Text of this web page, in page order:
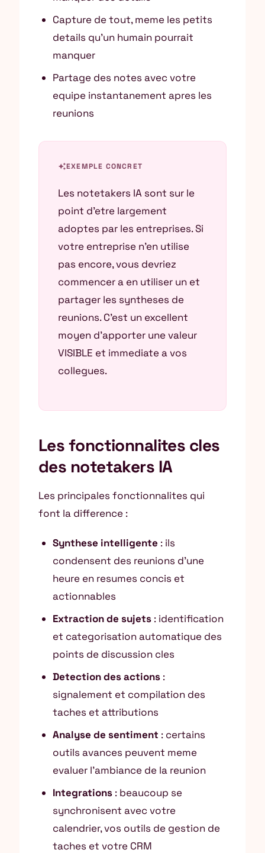
Capture de tout, meme les petits
details qu’un humain pourrait
manquer
Partage des notes avec votre
equipe instantanement apres les
reunions
auto_awesomeEXEMPLE CONCRET
Les notetakers IA sont sur le
point d’etre largement
adoptes par les entreprises. Si
votre entreprise n’en utilise
pas encore, vous devriez
commencer a en utiliser un et
partager les syntheses de
reunions. C’est un excellent
moyen d’apporter une valeur
VISIBLE et immediate a vos
collegues.
Les fonctionnalites cles
des notetakers IA
Les principales fonctionnalites qui
font la difference :
Synthese intelligente : ils
condensent des reunions d’une
heure en resumes concis et
actionnables
Extraction de sujets : identification
et categorisation automatique des
points de discussion cles
Detection des actions :
signalement et compilation des
taches et attributions
Analyse de sentiment : certains
outils avances peuvent meme
evaluer l’ambiance de la reunion
Integrations : beaucoup se
synchronisent avec votre
calendrier, vos outils de gestion de
taches et votre CRM